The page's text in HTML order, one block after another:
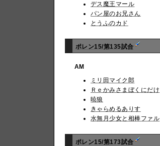
デス魔王マール
パン屋のお兄さん
とうふのカド
ポレン15/第135試合
AM
ミリ田マイク郎
Ｒｅかみさまぼくにだけ
暁狼
きゃらめるありす
水無月少女と相棒ファル
ポレン15/第173試合